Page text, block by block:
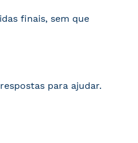
finais, sem que
para ajudar.